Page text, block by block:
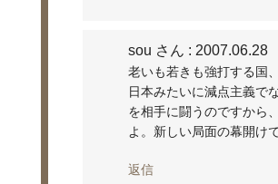
sou さん : 2007.06.28
老いも若きも強打する国
日本みたいに減点主義で
を相手に闘うのですから
よ。新しい局面の幕開け
返信